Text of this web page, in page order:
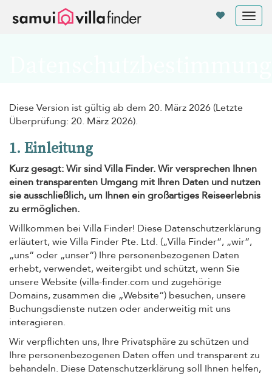
Diese Version ist gültig ab dem 20. März 2026 (Letzte
Überprüfung: 20. März 2026).
1. Einleitung
Kurz gesagt: Wir sind Villa Finder. Wir versprechen Ihnen
einen transparenten Umgang mit Ihren Daten und nutzen
sie ausschließlich, um Ihnen ein großartiges Reiseerlebnis
zu ermöglichen.
Willkommen bei Villa Finder! Diese Datenschutzerklärung
erläutert, wie Villa Finder Pte. Ltd. („Villa Finder“, „wir“,
„uns“ oder „unser“) Ihre personenbezogenen Daten
erhebt, verwendet, weitergibt und schützt, wenn Sie
unsere Website (villa-finder.com und zugehörige
Domains, zusammen die „Website“) besuchen, unsere
Buchungsdienste nutzen oder anderweitig mit uns
interagieren.
Wir verpflichten uns, Ihre Privatsphäre zu schützen und
Ihre personenbezogenen Daten offen und transparent zu
behandeln. Diese Datenschutzerklärung soll Ihnen helfen,
Cookie-Einstellungen